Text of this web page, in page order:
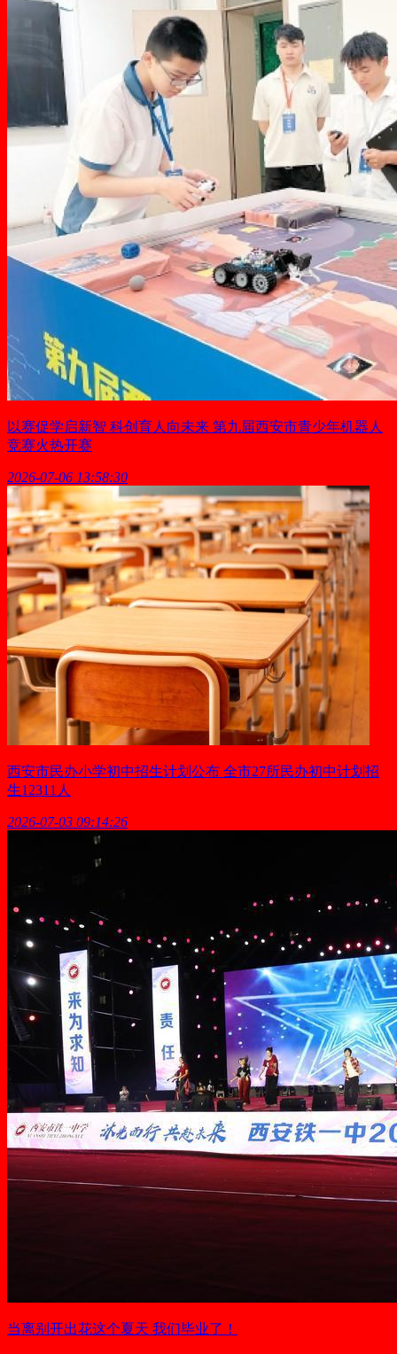
以赛促学启新智 科创育人向未来 第九届西安市青少年机器人
竞赛火热开赛
2026-07-06 13:58:30
西安市民办小学初中招生计划公布 全市27所民办初中计划招
生12311人
2026-07-03 09:14:26
当离别开出花这个夏天 我们毕业了！